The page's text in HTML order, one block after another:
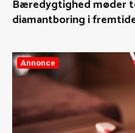
Bæredygtighed møder
diamantboring i
Annonce